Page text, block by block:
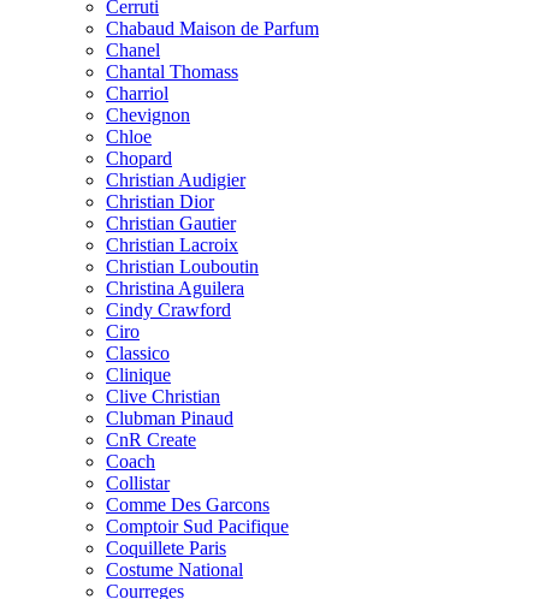
Cerruti
Chabaud Maison de Parfum
Chanel
Chantal Thomass
Charriol
Chevignon
Chloe
Chopard
Christian Audigier
Christian Dior
Christian Gautier
Christian Lacroix
Christian Louboutin
Christina Aguilera
Cindy Crawford
Ciro
Classico
Clinique
Clive Christian
Clubman Pinaud
CnR Create
Coach
Collistar
Comme Des Garcons
Comptoir Sud Pacifique
Coquillete Paris
Costume National
Courreges